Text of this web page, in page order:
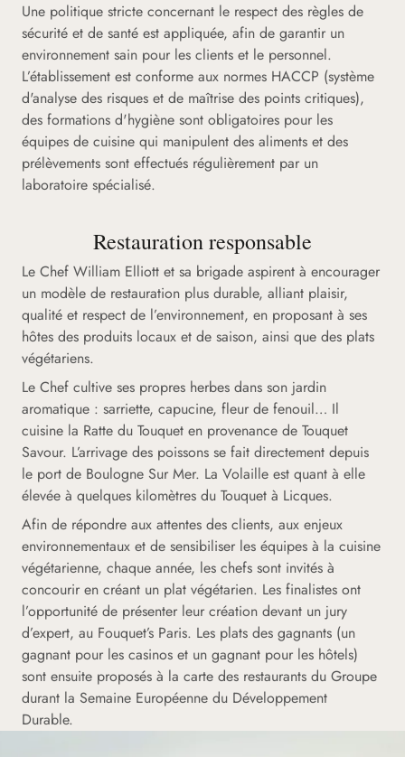
Une politique stricte concernant le respect des règles de
sécurité et de santé est appliquée, afin de garantir un
environnement sain pour les clients et le personnel.
L’établissement est conforme aux normes HACCP (système
d'analyse des risques et de maîtrise des points critiques),
des formations d'hygiène sont obligatoires pour les
équipes de cuisine qui manipulent des aliments et des
prélèvements sont effectués régulièrement par un
laboratoire spécialisé.
Restauration responsable
Le Chef William Elliott et sa brigade aspirent à encourager
un modèle de restauration plus durable, alliant plaisir,
qualité et respect de l’environnement, en proposant à ses
hôtes des produits locaux et de saison, ainsi que des plats
végétariens.
Le Chef cultive ses propres herbes dans son jardin
aromatique : sarriette, capucine, fleur de fenouil… Il
cuisine la Ratte du Touquet en provenance de Touquet
Savour. L’arrivage des poissons se fait directement depuis
le port de Boulogne Sur Mer. La Volaille est quant à elle
élevée à quelques kilomètres du Touquet à Licques.
Afin de répondre aux attentes des clients, aux enjeux
environnementaux et de sensibiliser les équipes à la cuisine
végétarienne, chaque année, les chefs sont invités à
concourir en créant un plat végétarien. Les finalistes ont
l’opportunité de présenter leur création devant un jury
d’expert, au Fouquet’s Paris. Les plats des gagnants (un
gagnant pour les casinos et un gagnant pour les hôtels)
sont ensuite proposés à la carte des restaurants du Groupe
durant la Semaine Européenne du Développement
Durable.